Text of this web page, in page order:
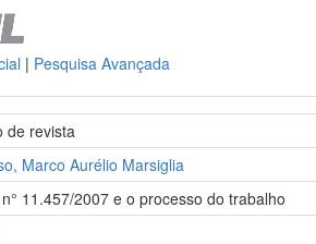
| Pesquisa Avançada
de revista
Marco Aurélio Marsiglia
11.457/2007 e o processo do trabalho